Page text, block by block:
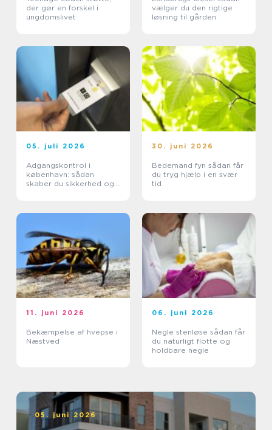
der gør en forskel i
ungdomslivet
vælger du den rigtige
løsning til gården
05. juli 2026
Adgangskontrol i
københavn: sådan
skaber du sikkerhed og
30. juni 2026
Bedemand fyn sådan får
du tryg hjælp i en svær
tid
11. juni 2026
Bekæmpelse af hvepse i
Næstved
06. juni 2026
Negle stenløse sådan får
du naturligt flotte og
holdbare negle
05. juni 2026